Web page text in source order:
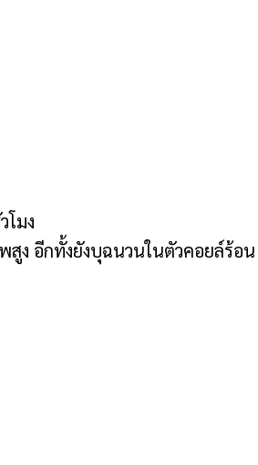
มง
สูง อีกทั้งยังบุฉนวนในตัวคอยล์ร้อน